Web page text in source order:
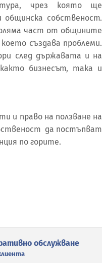
чрез която ще
собственост.
част от общините
създава проблеми.
след държавата и на
бизнесът, така и
и право на ползване на
да постъпват
по горите.
обслужване